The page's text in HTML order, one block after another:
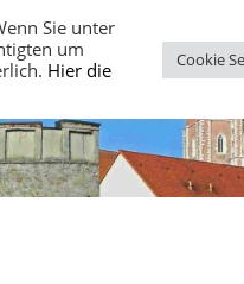
Sie unter
um
Hier die
Cookie